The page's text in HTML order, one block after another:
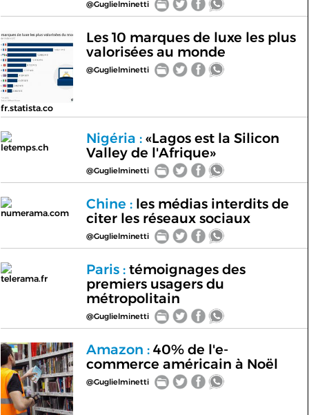
@Guglielminetti
fr.statista.co
Les 10 marques de luxe les plus
valorisées au monde
@Guglielminetti
letemps.ch
Nigéria :«Lagos est la Silicon
Valley de l'Afrique»
@Guglielminetti
numerama.com
Chine :les médias interdits de
citer les réseaux sociaux
@Guglielminetti
telerama.fr
Paris :témoignages des
premiers usagers du
métropolitain
@Guglielminetti
Amazon :40% de l'e-
commerce américain à Noël
@Guglielminetti